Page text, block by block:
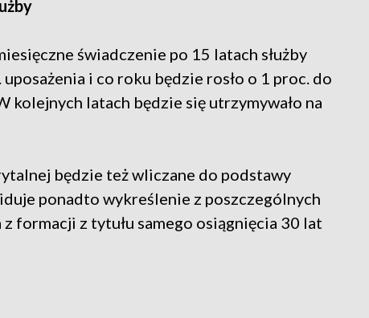
świadczenie po 15 latach służby
i co roku będzie rosło o 1 proc. do
kolejnych latach będzie się utrzymywało na
będzie też wliczane do podstawy
ponadto wykreślenie z poszczególnych
formacji z tytułu samego osiągnięcia 30 lat